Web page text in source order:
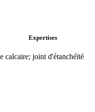
Expertises
calcaire; joint d'étanchéïté